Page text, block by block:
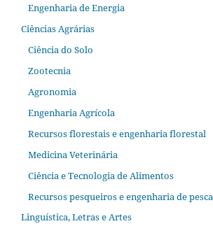
Engenharia de Energia
Ciências Agrárias
Ciência do Solo
Zootecnia
Agronomia
Engenharia Agrícola
Recursos florestais e engenharia florestal
Medicina Veterinária
Ciência e Tecnologia de Alimentos
Recursos pesqueiros e engenharia de pesca
Linguística, Letras e Artes